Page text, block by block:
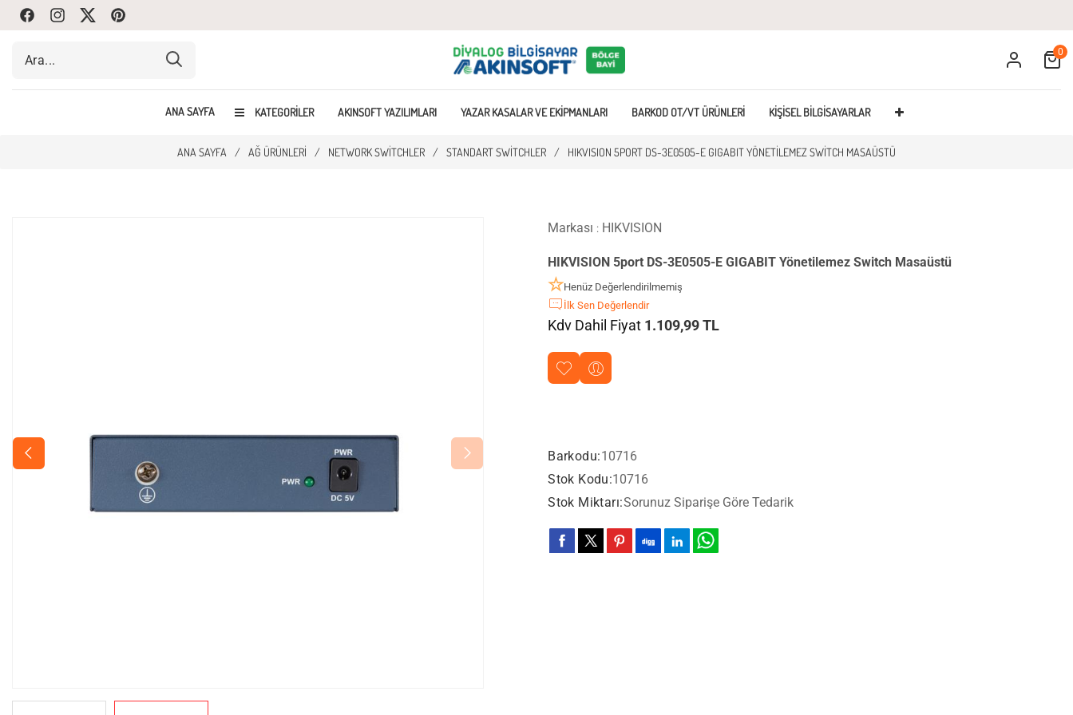
FacebookInstagram
Twitte Pinterest
ANA SAYFA KATEGORILER AKINSOFT YAZILIMLARI YAZAR KASALAR VE EKIPMANLARI BARKOD OT/VT ÜRÜNLERI KIŞISEL BILGISAYARLAR
Cart
0
ANA SAYFA / AĞ ÜRÜNLERI / NETWORK SWITCHLER / STANDART SWITCHLER / HIKVISION 5PORT DS-3E0505-E GIGABIT YÖNETILEMEZ SWITCH MASAÜSTÜ
Markası : HIKVISION
HIKVISION 5port DS-3E0505-E GIGABIT Yönetilemez Switch Masaüstü
Henüz Değerlendirilmemiş
İlk Sen Değerlendir
Kdv Dahil Fiyat 1.109,99 TL
Barkodu:10716
Stok Kodu:10716
Stok Miktarı:Sorunuz Siparişe Göre Tedarik